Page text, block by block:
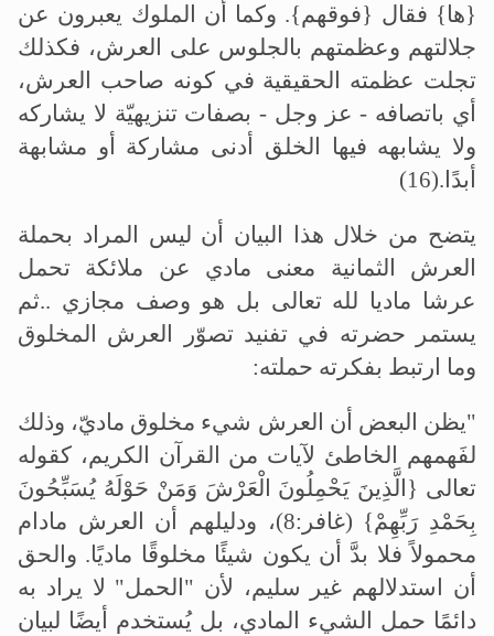
{ها} فقال {فوقهم}. وكما أن الملوك يعبرون عن
جلالتهم وعظمتهم بالجلوس على العرش، فكذلك
تجلت عظمته الحقيقية في كونه صاحب العرش،
أي باتصافه - عز وجل - بصفات تنزيهيّة لا يشاركه
ولا يشابهه فيها الخلق أدنى مشاركة أو مشابهة
أبدًا (16).
يتضح من خلال هذا البيان أن ليس المراد بحملة
العرش الثمانية معنى مادي عن ملائكة تحمل
عرشا ماديا لله تعالى بل هو وصف مجازي ..ثم
يستمر حضرته في تفنيد تصوّر العرش المخلوق
وما ارتبط بفكرته حملته:
"يظن البعض أن العرش شيء مخلوق ماديّ، وذلك
لفَهمهم الخاطئ لآيات من القرآن الكريم، كقوله
تعالى {الَّذِينَ يَحْمِلُونَ الْعَرْشَ وَمَنْ حَوْلَهُ يُسَبِّحُونَ
بِحَمْدِ رَبِّهِمْ} (غافر:8)، ودليلهم أن العرش مادام
محمولاً فلا بدَّ أن يكون شيئًا مخلوقًا ماديًا. والحق
أن استدلالهم غير سليم، لأن "الحمل" لا يراد به
دائمًا حمل الشيء المادي، بل يُستخدم أيضًا لبيان